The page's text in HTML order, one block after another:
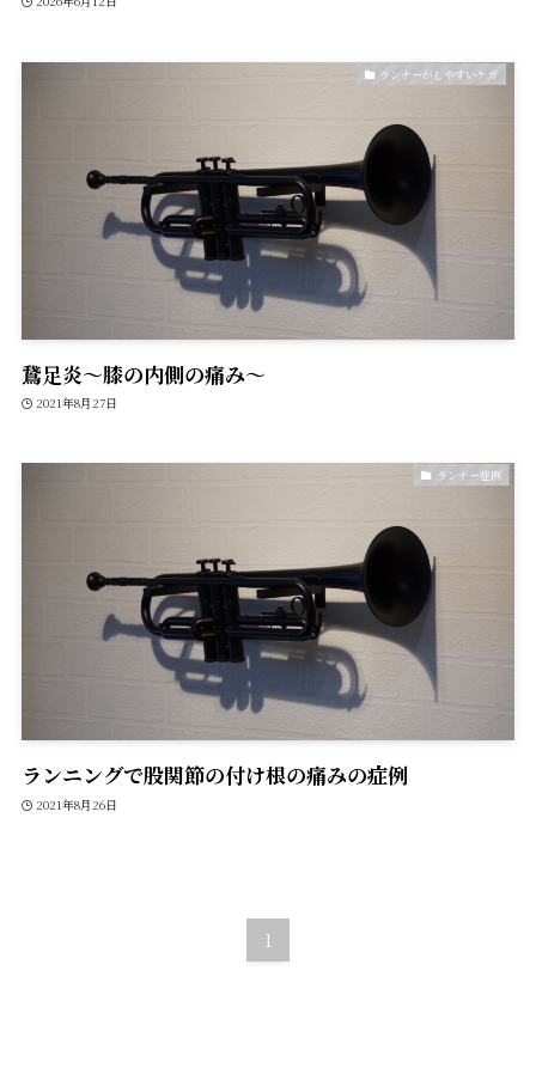
ランナーがしやすいケガ
鵞足炎〜膝の内側の痛み〜
2021年8月27日
ランナー症例
ランニングで股関節の付け根の痛みの症例
2021年8月26日
1